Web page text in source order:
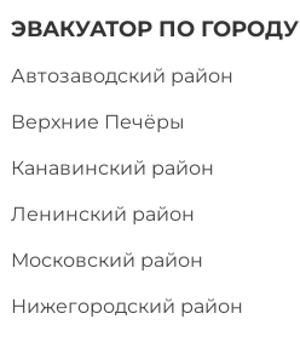
ЭВАКУАТОР ПО ГОРОДУ
Автозаводский район
Верхние Печёры
Канавинский район
Ленинский район
Московский район
Нижегородский район